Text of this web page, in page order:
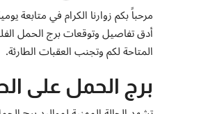
أدق تفاصيل وتوقعات برج الحمل
المتاحة لكم وتجنب العقبات الطارئة.
برج الحمل على